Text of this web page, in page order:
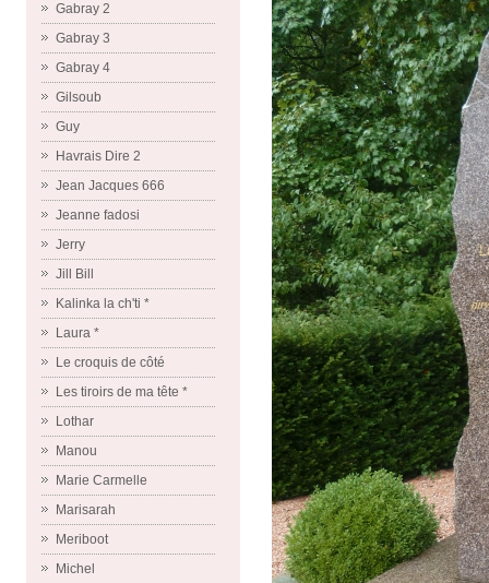
Gabray 2
Gabray 3
Gabray 4
Gilsoub
Guy
Havrais Dire 2
Jean Jacques 666
Jeanne fadosi
Jerry
Jill Bill
Kalinka la ch'ti *
Laura *
Le croquis de côté
Les tiroirs de ma tête *
Lothar
Manou
Marie Carmelle
Marisarah
Meriboot
Michel